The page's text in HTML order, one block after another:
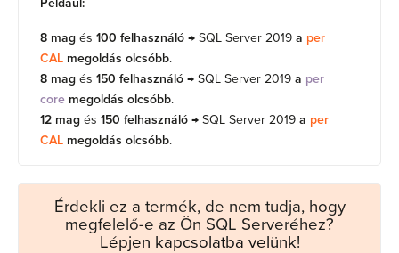
Például:
8 mag és 100 felhasználó → SQL Server 2019 a per
CAL megoldás olcsóbb.
8 mag és 150 felhasználó → SQL Server 2019 a per
core megoldás olcsóbb.
12 mag és 150 felhasználó → SQL Server 2019 a per
CAL megoldás olcsóbb.
Érdekli ez a termék, de nem tudja, hogy
megfelelő-e az Ön SQL Serveréhez?
Lépjen kapcsolatba velünk!